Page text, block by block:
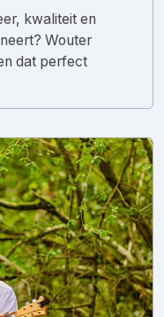
kwaliteit en
Wouter
dat perfect